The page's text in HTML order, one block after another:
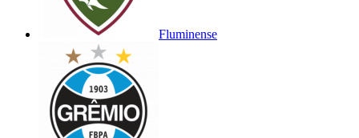
Fluminense